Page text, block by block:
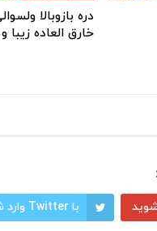
دره بازوبالا
خارق العاده زیبا
با Twitter وارد شوید